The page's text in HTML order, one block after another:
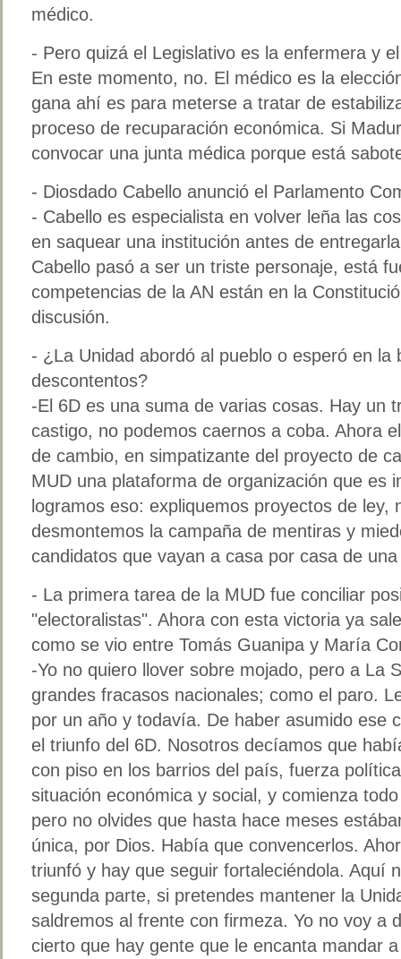
médico.
- Pero quizá el Legislativo es la enfermera y
En este momento, no. El médico es la
gana ahí es para meterse a tratar de
proceso de recuparación económica. Si
convocar una junta médica porque está
- Diosdado Cabello anunció el Parlamento
- Cabello es especialista en volver leña las
en saquear una institución antes de
Cabello pasó a ser un triste personaje, está
competencias de la AN están en la
discusión.
- ¿La Unidad abordó al pueblo o esperó en la
descontentos?
-El 6D es una suma de varias cosas. Hay un
castigo, no podemos caernos a coba. Ahora
de cambio, en simpatizante del proyecto de
MUD una plataforma de organización que es
logramos eso: expliquemos proyectos de ley,
desmontemos la campaña de mentiras y
candidatos que vayan a casa por casa de
- La primera tarea de la MUD fue conciliar
"electoralistas". Ahora con esta victoria ya
como se vio entre Tomás Guanipa y María
-Yo no quiero llover sobre mojado, pero a La
grandes fracasos nacionales; como el paro.
por un año y todavía. De haber asumido ese
el triunfo del 6D. Nosotros decíamos que
con piso en los barrios del país, fuerza
situación económica y social, y comienza
pero no olvides que hasta hace meses
única, por Dios. Había que convencerlos.
triunfó y hay que seguir fortaleciéndola. Aquí
segunda parte, si pretendes mantener la
saldremos al frente con firmeza. Yo no voy a
cierto que hay gente que le encanta mandar